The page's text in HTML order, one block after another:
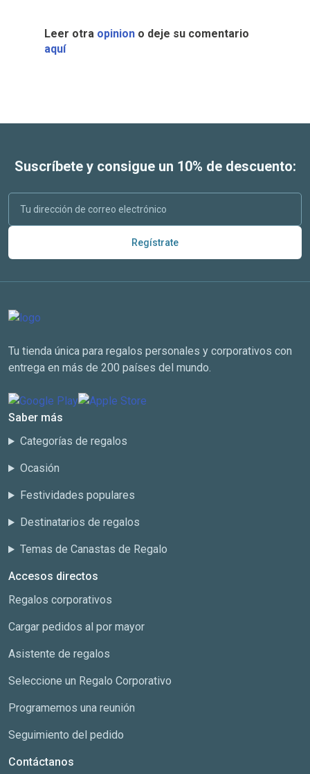
Leer otra opiniono deje su comentario
aquí
Suscríbete y consigue un 10% de descuento:
Regístrate
Tu tienda única para regalos personales y corporativos con
entrega en más de 200 países del mundo.
Saber más
Categorías de regalos
Ocasión
Festividades populares
Destinatarios de regalos
Temas de Canastas de Regalo
Accesos directos
Regalos corporativos
Cargar pedidos al por mayor
Asistente de regalos
Seleccione un Regalo Corporativo
Programemos una reunión
Seguimiento del pedido
Contáctanos